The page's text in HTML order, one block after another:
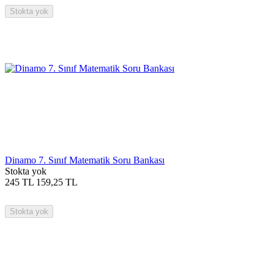
Stokta yok
Dinamo 7. Sınıf Matematik Soru Bankası
Stokta yok
245 TL 159,25 TL
Stokta yok